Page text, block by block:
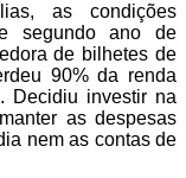
as condições
segundo ano de
de bilhetes de
90% da renda
Decidiu investir na
as despesas
nem as contas de